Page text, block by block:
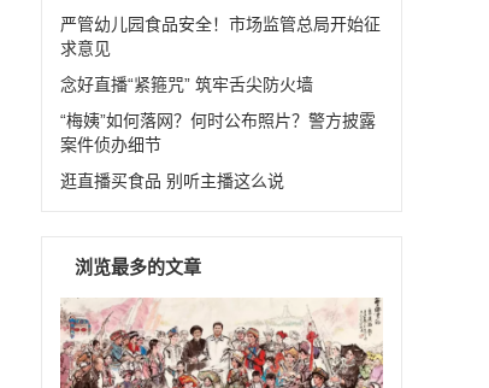
严管幼儿园食品安全！市场监管总局开始征
求意见
念好直播“紧箍咒” 筑牢舌尖防火墙
“梅姨”如何落网？何时公布照片？警方披露
案件侦办细节
逛直播买食品 别听主播这么说
浏览最多的文章